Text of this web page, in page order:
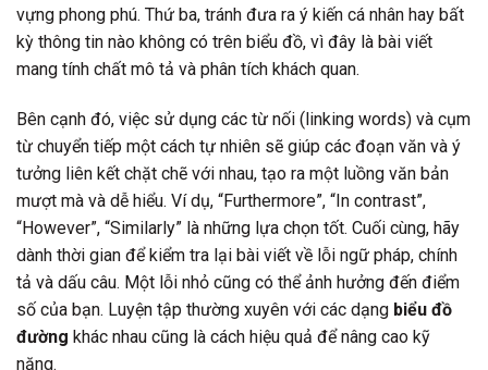
vựng phong phú. Thứ ba, tránh đưa ra ý kiến cá nhân hay bất
kỳ thông tin nào không có trên biểu đồ, vì đây là bài viết
mang tính chất mô tả và phân tích khách quan.
Bên cạnh đó, việc sử dụng các từ nối (linking words) và cụm
từ chuyển tiếp một cách tự nhiên sẽ giúp các đoạn văn và ý
tưởng liên kết chặt chẽ với nhau, tạo ra một luồng văn bản
mượt mà và dễ hiểu. Ví dụ, “Furthermore”, “In contrast”,
“However”, “Similarly” là những lựa chọn tốt. Cuối cùng, hãy
dành thời gian để kiểm tra lại bài viết về lỗi ngữ pháp, chính
tả và dấu câu. Một lỗi nhỏ cũng có thể ảnh hưởng đến điểm
số của bạn. Luyện tập thường xuyên với các dạng biểu đồ
đường khác nhau cũng là cách hiệu quả để nâng cao kỹ
năng.